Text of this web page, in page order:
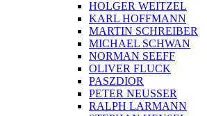
HOLGER WEITZEL
KARL HOFFMANN
MARTIN SCHREIBER
MICHAEL SCHWAN
NORMAN SEEFF
OLIVER FLUCK
PASZDIOR
PETER NEUSSER
RALPH LARMANN